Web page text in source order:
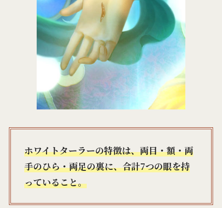
ホワイトターラーの特徴は、両目・額・両
手のひら・両足の裏に、合計7つの眼を持
っていること。